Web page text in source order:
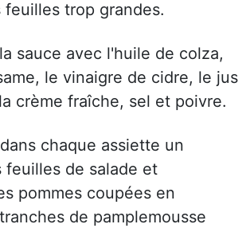
trop grandes.
sauce avec l'huile de colza,
le vinaigre de cidre, le jus
crème fraîche, sel et poivre.
chaque assiette un
feuilles de salade et
pommes coupées en
de pamplemousse